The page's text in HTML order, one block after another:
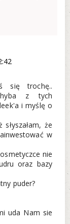
się trochę..
z tych
i myślę o
że
w
nie
oraz bazy
puder?
uda Nam sie